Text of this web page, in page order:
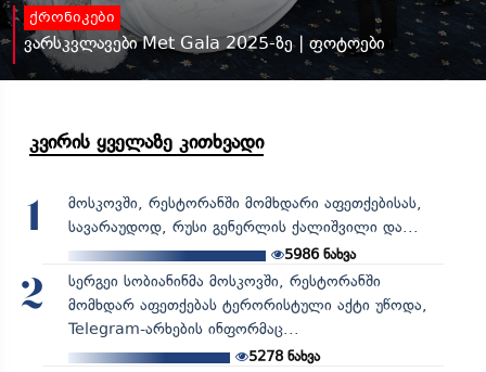
ქრონიკები
ვარსკვლავები Met Gala 2025-ზე | ფოტოები
კვირის ყველაზე კითხვადი
1
მოსკოვში, რესტორანში მომხდარი აფეთქებისას,
სავარაუდოდ, რუსი გენერლის ქალიშვილი და...
5986ნახვა
2
სერგეი სობიანინმა მოსკოვში, რესტორანში
მომხდარ აფეთქებას ტერორისტული აქტი უწოდა,
Telegram-არხების ინფორმაც...
5278ნახვა